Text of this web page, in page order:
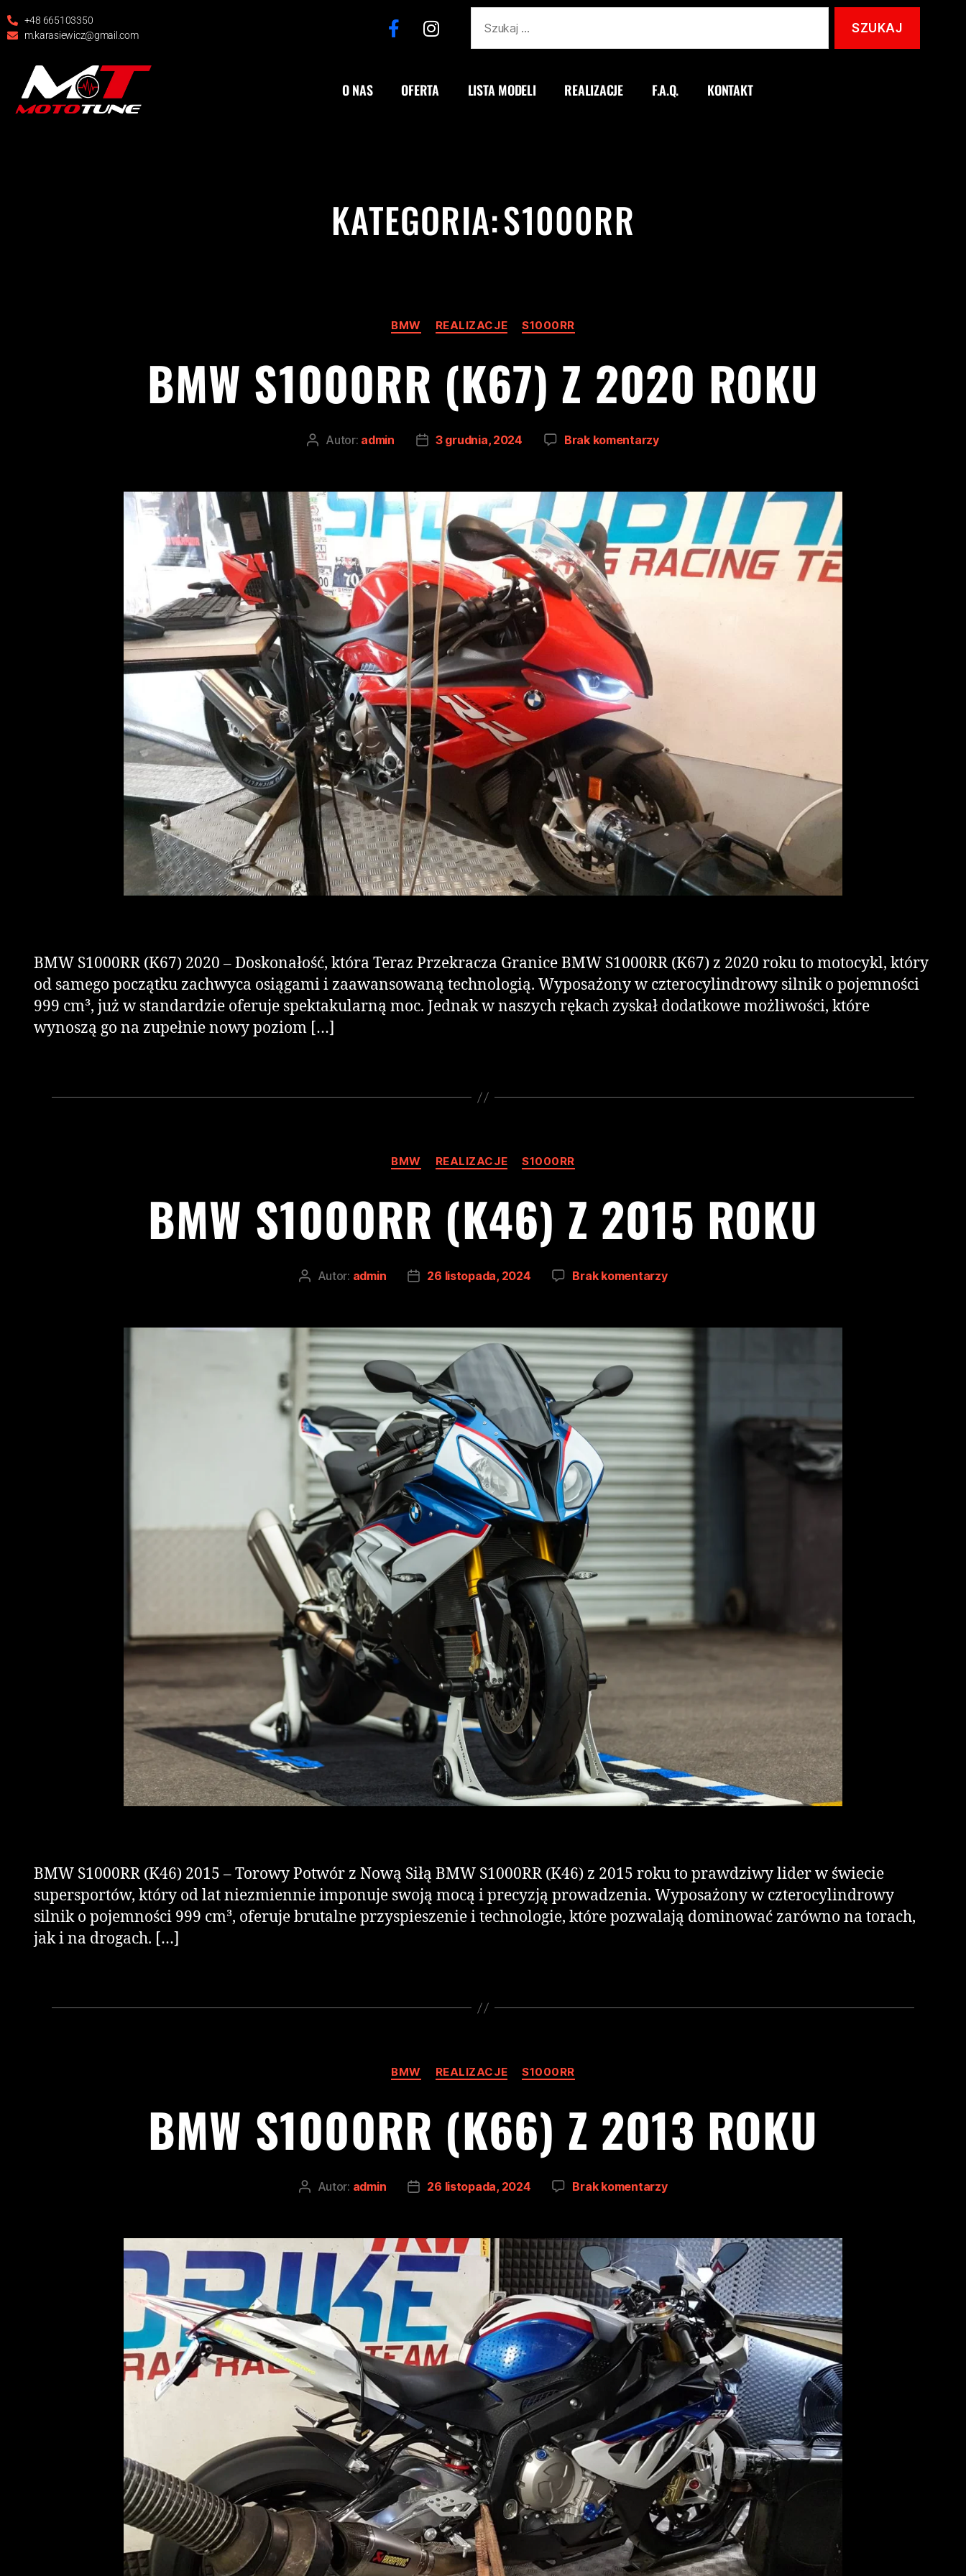
+48 665103350
m.karasiewicz@gmail.com
O NAS OFERTA LISTA MODELI REALIZACJE F.A.Q. KONTAKT
KATEGORIA:S1000RR
BMW REALIZACJE S1000RR
BMW S1000RR (K67) Z 2020 ROKU
Autor: admin 3 grudnia, 2024 Brak komentarzy
BMW S1000RR (K67) 2020 – Doskonałość, która Teraz Przekracza Granice BMW S1000RR (K67) z 2020 roku to motocykl, który
od samego początku zachwyca osiągami i zaawansowaną technologią. Wyposażony w czterocylindrowy silnik o pojemności
999 cm³, już w standardzie oferuje spektakularną moc. Jednak w naszych rękach zyskał dodatkowe możliwości, które
wynoszą go na zupełnie nowy poziom […]
BMW REALIZACJE S1000RR
BMW S1000RR (K46) Z 2015 ROKU
Autor: admin 26 listopada, 2024 Brak komentarzy
BMW S1000RR (K46) 2015 – Torowy Potwór z Nową Siłą BMW S1000RR (K46) z 2015 roku to prawdziwy lider w świecie
supersportów, który od lat niezmiennie imponuje swoją mocą i precyzją prowadzenia. Wyposażony w czterocylindrowy
silnik o pojemności 999 cm³, oferuje brutalne przyspieszenie i technologie, które pozwalają dominować zarówno na torach,
jak i na drogach. […]
BMW REALIZACJE S1000RR
BMW S1000RR (K66) Z 2013 ROKU
Autor: admin 26 listopada, 2024 Brak komentarzy